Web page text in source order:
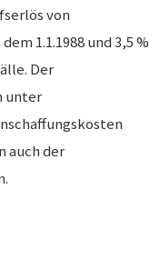
von
1.1.1988 und 3,5 %
Der
unter
auch der